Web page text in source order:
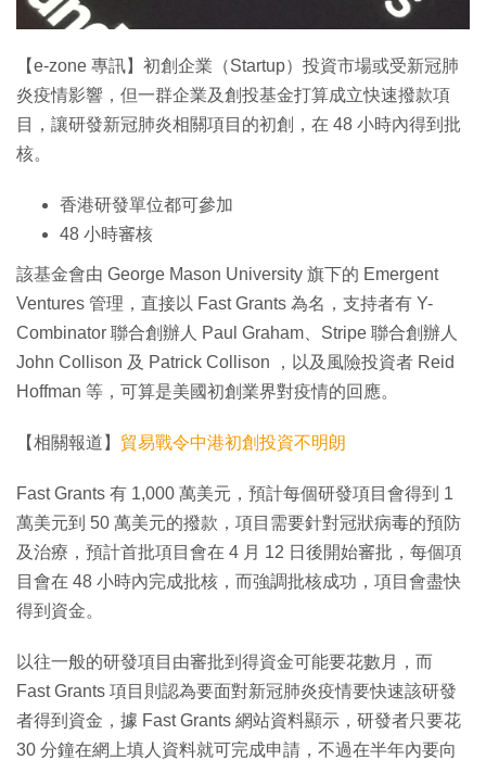
【e-zone 專訊】初創企業（Startup）投資市場或受新冠肺
炎疫情影響，但一群企業及創投基金打算成立快速撥款項
目，讓研發新冠肺炎相關項目的初創，在 48 小時內得到批
核。
香港研發單位都可參加
48 小時審核
該基金會由 George Mason University 旗下的 Emergent
Ventures 管理，直接以 Fast Grants 為名，支持者有 Y-
Combinator 聯合創辦人 Paul Graham、Stripe 聯合創辦人
John Collison 及 Patrick Collison ，以及風險投資者 Reid
Hoffman 等，可算是美國初創業界對疫情的回應。
【相關報道】 貿易戰令中港初創投資不明朗
Fast Grants 有 1,000 萬美元，預計每個研發項目會得到 1
萬美元到 50 萬美元的撥款，項目需要針對冠狀病毒的預防
及治療，預計首批項目會在 4 月 12 日後開始審批，每個項
目會在 48 小時內完成批核，而強調批核成功，項目會盡快
得到資金。
以往一般的研發項目由審批到得資金可能要花數月，而
Fast Grants 項目則認為要面對新冠肺炎疫情要快速該研發
者得到資金，據 Fast Grants 網站資料顯示，研發者只要花
30 分鐘在網上填人資料就可完成申請，不過在半年內要向